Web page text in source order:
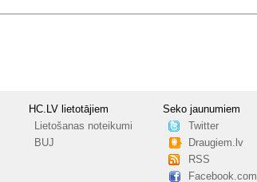
HC.LV lietotājiem
Lietošanas noteikumi
BUJ
Seko jaunumiem
Twitter
Draugiem.lv
RSS
Facebook.com